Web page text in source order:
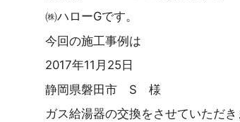
㈱ハローGです。
今回の施工事例は
2017年11月25日
静岡県磐田市 S 様
ガス給湯器の交換をさせていただき